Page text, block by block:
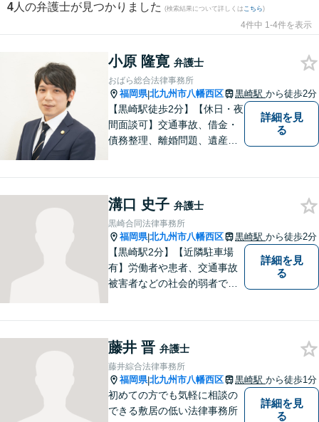
4 人の弁護士が見つかりました (検索結果について詳しくは こちら)
4件中 1-4件を表示
小原 隆寛 弁護士
おばら総合法律事務所
福岡県|北九州市八幡西区 黒崎駅 から徒歩2分
【黒崎駅徒歩2分】【休日・夜
間面談可】交通事故、借金・
債務整理、離婚問題、遺産相
と弁護士に相談してもいいの
かな」と思わず、遠慮なくご
相談ください。
詳細を見
る
溝口 史子 弁護士
黒崎合同法律事務所
福岡県|北九州市八幡西区 黒崎駅 から徒歩2分
【黒崎駅2分】【近隣駐車場
有】労働者や患者、交通事故
被害者などの社会的弱者であ
依頼者の皆様にとってより良
い解決が得られるよう、尽力
します。お気軽にご相談くだ
さい。
詳細を見
る
藤井 晋 弁護士
藤井綜合法律事務所
福岡県|北九州市八幡西区 黒崎駅 から徒歩1分
初めての方でも気軽に相談の
できる敷居の低い法律事務所
詳細を見
る